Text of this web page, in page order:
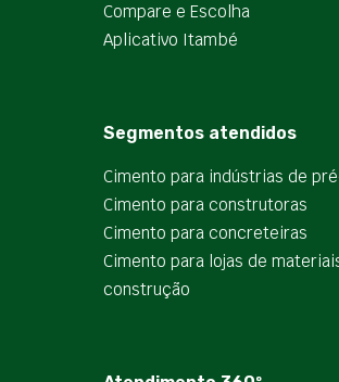
Compare e Escolha
Aplicativo Itambé
Segmentos atendidos
Cimento para indústrias de
Cimento para construtoras
Cimento para concreteiras
Cimento para lojas de
construção